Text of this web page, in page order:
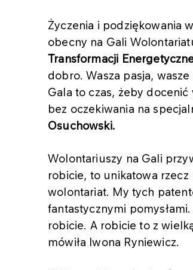
Życzenia i podziękowania
obecny na Gali
Transformacji
dobro. Wasza pasja,
Gala to czas, żeby
bez oczekiwania na
Osuchowski.
Wolontariuszy na Gali
robicie, to unikatowa
wolontariat. My tych
fantastycznymi
robicie. A robicie to z
mówiła Iwona Ryniewicz.